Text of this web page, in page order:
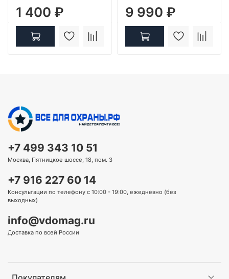
1 400 ₽ 9 990 ₽
+7 499 343 10 51
Москва, Пятницкое шоссе, 18, пом. 3
+7 916 227 60 14
Консультации по телефону с 10:00 - 19:00, ежедневно (без
выходных)
info@vdomag.ru
Доставка по всей России